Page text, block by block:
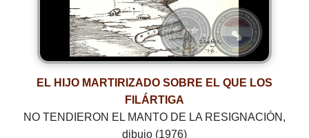
EL HIJO MARTIRIZADO SOBRE EL QUE LOS
FILÁRTIGA
NO TENDIERON EL MANTO DE LA RESIGNACIÓN,
dibujo (1976)